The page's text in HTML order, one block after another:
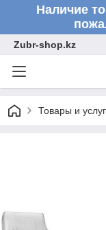
Наличие
Zubr-shop.kz
Товары и